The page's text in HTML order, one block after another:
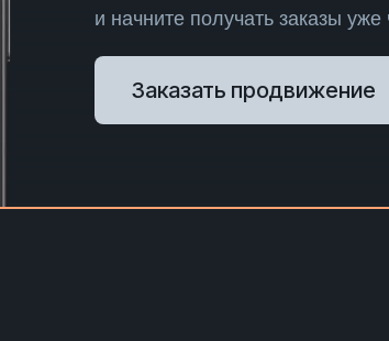
и начните получать заказы
Заказать продвижение